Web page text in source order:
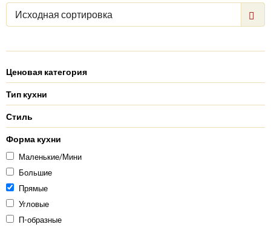
Исходная сортировка
Ценовая категория
Тип кухни
Стиль
Форма кухни
Маленькие/Мини
Большие
Прямые
Угловые
П-образные